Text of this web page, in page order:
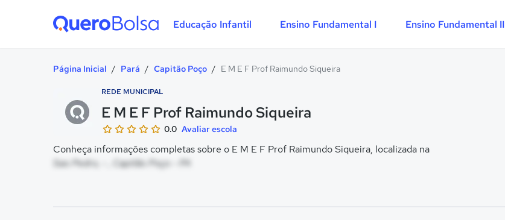
Educação Infantil Ensino Fundamental I Ensino Fundamental II
Página Inicial / Pará / Capitão Poço / E M E F Prof Raimundo Siqueira
REDE MUNICIPAL
E M E F Prof Raimundo Siqueira
0.0 Avaliar escola
Conheça informações completas sobre o E M E F Prof Raimundo Siqueira, localizada na
Sao Pedro, - , Capitão Poço - PA